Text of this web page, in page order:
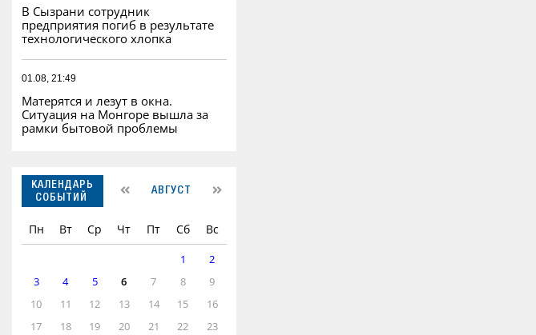
В Сызрани сотрудник
предприятия погиб в результате
технологического хлопка
01.08, 21:49
Матерятся и лезут в окна.
Ситуация на Монгоре вышла за
рамки бытовой проблемы
КАЛЕНДАРЬ
СОБЫТИЙ
АВГУСТ
Пн Вт Ср Чт Пт Сб Вс
1
2
3
4 5 6 7 8
9
10
11 12 13 14 15
16
17
18 19 20 21 22 23